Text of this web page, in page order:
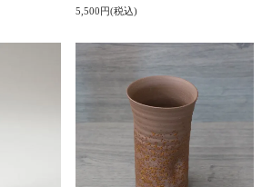
5,500円(税込)